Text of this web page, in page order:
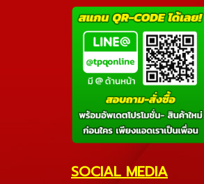
SOCIAL MEDIA